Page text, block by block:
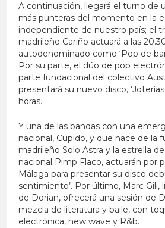
A continuación, llegará el turno de
más punteras del momento en la
independiente de nuestro país; el
madrileño Cariño actuará a las
autodenominado como ‘Pop de
Por su parte, el dúo de pop
parte fundacional del colectivo
presentará su nuevo disco,
horas.
Y una de las bandas con una
nacional, Cupido, y que nace de la
madrileño Solo Astra y la estrella
nacional Pimp Flaco, actuarán por
Málaga para presentar su disco
sentimiento’. Por último, Marc
de Dorian, ofrecerá una sesión de
mezcla de literatura y baile, con
electrónica, new wave y R&b.